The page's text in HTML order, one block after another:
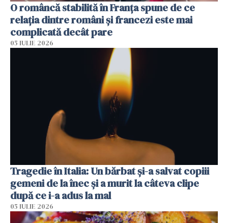
O româncă stabilită în Franța spune de ce
relația dintre români și francezi este mai
complicată decât pare
05 IULIE 2026
Tragedie în Italia: Un bărbat și-a salvat copiii
gemeni de la înec și a murit la câteva clipe
după ce i-a adus la mal
05 IULIE 2026